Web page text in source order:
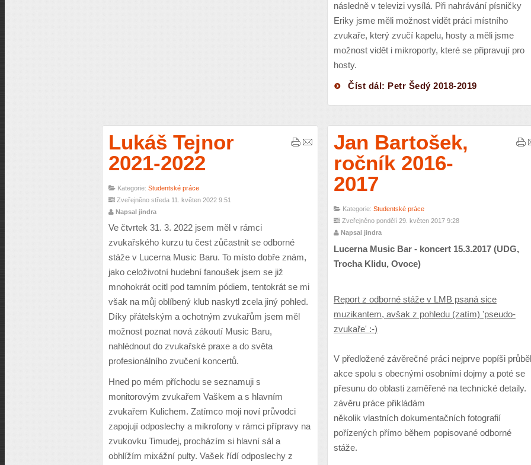
následně v televizi vysílá. Při nahrávání písničky
Eriky jsme měli možnost vidět práci místního
zvukaře, který zvučí kapelu, hosty a měli jsme
možnost vidět i mikroporty, které se připravují pro
hosty.
Číst dál: Petr Šedý 2018-2019
Lukáš Tejnor
2021-2022
Kategorie: Studentské práce
Zveřejněno středa 11. květen 2022 9:51
Napsal jindra
Ve čtvrtek 31. 3. 2022 jsem měl v rámci
zvukařského kurzu tu čest zůčastnit se odborné
stáže v Lucerna Music Baru. To místo dobře znám,
jako celoživotní hudební fanoušek jsem se již
mnohokrát ocitl pod tamním pódiem, tentokrát se mi
však na můj oblíbený klub naskytl zcela jiný pohled.
Díky přátelským a ochotným zvukařům jsem měl
možnost poznat nová zákoutí Music Baru,
nahlédnout do zvukařské praxe a do světa
profesionálního zvučení koncertů.
Hned po mém příchodu se seznamuji s
monitorovým zvukařem Vaškem a s hlavním
zvukařem Kulichem. Zatímco moji noví průvodci
zapojují odposlechy a mikrofony v rámci přípravy na
zvukovku Timudej, procházím si hlavní sál a
obhlížím mixážní pulty. Vašek řídí odposlechy z
Jan Bartošek,
ročník 2016-
2017
Kategorie: Studentské práce
Zveřejněno pondělí 29. květen 2017 9:28
Napsal jindra
Lucerna Music Bar - koncert 15.3.2017 (UDG,
Trocha Klidu, Ovoce)
Report z odborné stáže v LMB psaná sice
muzikantem, avšak z pohledu (zatím) 'pseudo-
zvukaře' :-)
V předložené závěrečné práci nejprve popíši
akce spolu s obecnými osobními dojmy a poté se
přesunu do oblasti zaměřené na technické detaily.
závěru práce přikládám
několik vlastních dokumentačních fotografií
pořízených přímo během popisované odborné
stáže.